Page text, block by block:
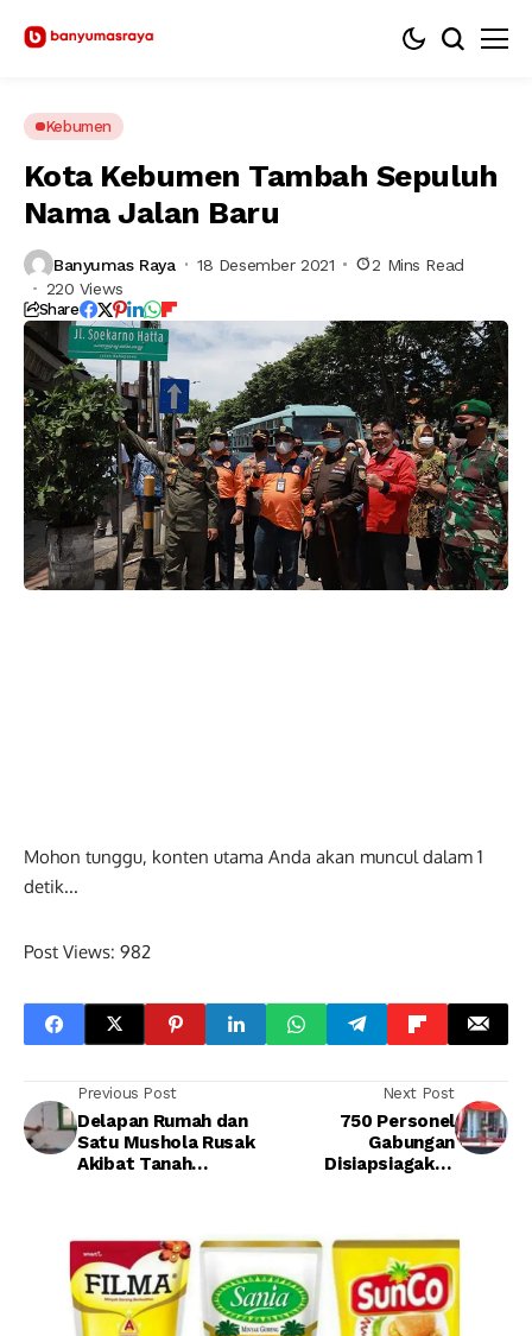
Kebumen
Kota Kebumen Tambah Sepuluh
Nama Jalan Baru
Banyumas Raya 18 Desember 2021
2 Mins Read
220 Views
Share
Mohon tunggu, konten utama Anda akan muncul dalam 0
detik...
Post Views: 982
Previous Post
Delapan Rumah dan
Satu Mushola Rusak
Akibat Tanah
Next Post
750 Personel
Gabungan
Disiapsiagakan